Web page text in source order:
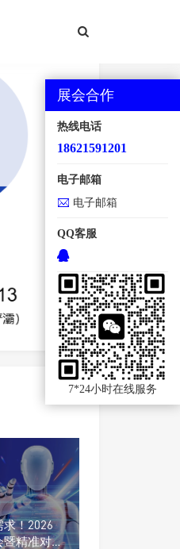
地点：西安国际会展中心【浐灞
！2026
暨精准对接
展会合作
热线电话
18621591201
电子邮箱
电子邮箱
QQ客服
7*24小时在线服务